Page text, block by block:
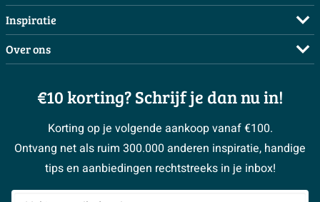
Bestellen
Betalen
Bezorgen / afhalen
Garantie / klachten
Reviewbeleid
> Naar de klantenservice
Maak een afspraak
Doe de offerte check
3D tekening maken
Klustips
Klusadvies
> Alle adviesmogelijkheden
Inspiratie
Complete badkamers
Complete toiletruimtes
Moodboards
Magazine
#MySawiday
> Naar inspiratie
Over ons
Over Sawiday
Vacatures
Sawiday PRO
BeCommerce
Samenwerken
€10 korting? Schrijf je dan nu in!
Korting op je volgende aankoop vanaf €100.
Ontvang net als ruim 300.000 anderen inspiratie, handige
tips en aanbiedingen rechtstreeks in je inbox!